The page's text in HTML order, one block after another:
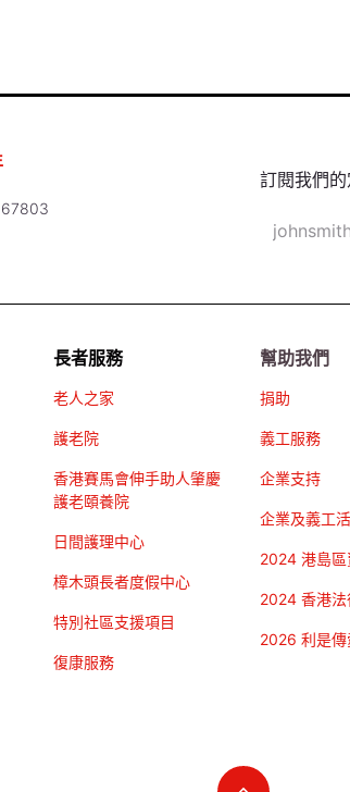
訂閱我們
長者服務
老人之家
護老院
香港賽馬會伸手助人肇慶
護老頤養院
日間護理中心
樟木頭長者度假中心
特別社區支援項目
復康服務
幫助我們
捐助
義工服務
企業支持
企業及義工
2024 港島區
2024 香港法
2026 利是傳